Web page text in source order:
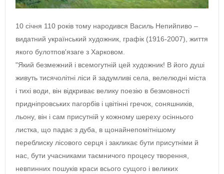
10 січня 110 років тому народився Василь Непийпиво –
видатний український художник, графік (1916-2007), життя
якого булотпов'язаге з Харковом.
"Який безмежний і всемогутній цей художник! В його душі
живуть тисячолітні ліси й задумливі села, велелюдні міста
і тихі води, він відкриває велику поезію в безмовності
придніпровських пагорбів і цвітінні гречок, соняшників,
льону, він і сам присутній у кожному шереху осіннього
листка, що падає з дуба, в щонайнепомітнішому
переблиску лісового серця і закликає бути присутніми й
нас, бути учасниками таємничого процесу творення,
невпинних пошуків краси всього сущого і великих